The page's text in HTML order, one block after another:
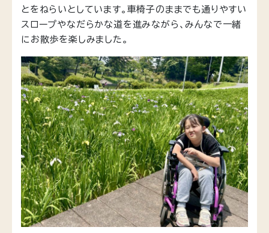
とをねらいとしています。車椅子のままでも通りやすい
スロープやなだらかな道を進みながら、みんなで一緒
にお散歩を楽しみました。